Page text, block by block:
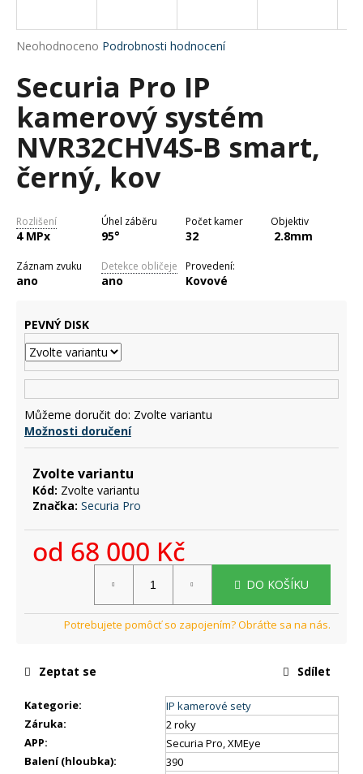
Průměrné
produktu
je
0,0
5
hvězdiček.
Neohodnoceno Podrobnosti hodnocení
Securia Pro IP
kamerový systém
NVR32CHV4S-B smart,
černý, kov
Rozlišení
4 MPx
Úhel záběru
95°
Počet kamer
32
Objektiv
2.8mm
Záznam zvuku
ano
Detekce obličeje
ano
Provedení:
Kovové
PEVNÝ DISK
Můžeme doručit do: Zvolte variantu
Možnosti doručení
Zvolte variantu
Kód: Zvolte variantu
Značka: Securia Pro
od 68 000 Kč
DO KOŠÍKU
Kategorie:
IP kamerové sety
Záruka:
2 roky
APP:
Securia Pro, XMEye
Balení (hloubka):
390
Zeptat se Sdílet
j
t
?
HLEDAT
D
o
u
u
e
m